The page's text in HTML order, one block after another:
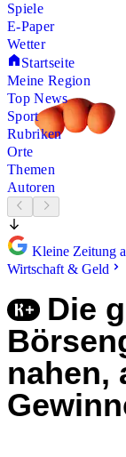
Spiele
E-Paper
Wetter
Startseite
Meine Region
Top News
Sport
Rubriken
Orte
Themen
Autoren
Kleine Zeitung
Wirtschaft & Geld
Die
nahen,